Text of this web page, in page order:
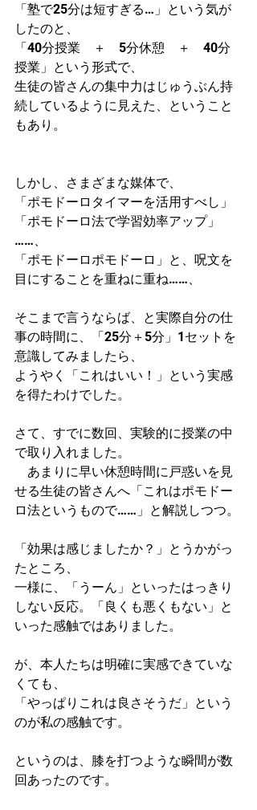
「塾で25分は短すぎる…」という気が
したのと、
「40分授業　＋　5分休憩　＋　40分
授業」という形式で、
生徒の皆さんの集中力はじゅうぶん持
続しているように見えた、ということ
もあり。
しかし、さまざまな媒体で、
「ポモドーロタイマーを活用すべし」
「ポモドーロ法で学習効率アップ」
……、
「ポモドーロポモドーロ」と、呪文を
目にすることを重ねに重ね……、
そこまで言うならば、と実際自分の仕
事の時間に、「25分＋5分」1セットを
意識してみましたら、
ようやく「これはいい！」という実感
を得たわけでした。
さて、すでに数回、実験的に授業の中
で取り入れました。
あまりに早い休憩時間に戸惑いを見
せる生徒の皆さんへ「これはポモドー
ロ法というもので……」と解説しつつ。
「効果は感じましたか？」とうかがっ
たところ、
一様に、「うーん」といったはっきり
しない反応。「良くも悪くもない」と
いった感触ではありました。
が、本人たちは明確に実感できていな
くても、
「やっぱりこれは良さそうだ」という
のが私の感触です。
というのは、膝を打つような瞬間が数
回あったのです。